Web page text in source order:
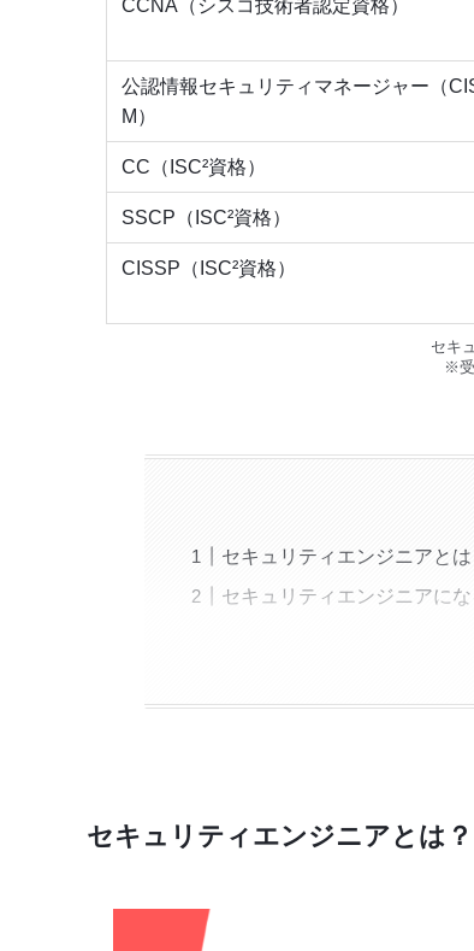
CCNA（シスコ技術者認定資格）
公認情報セキュリティマネージャー（
M）
CC（ISC²資格）
SSCP（ISC²資格）
CISSP（ISC²資格）
セキ
※受
セキュリティエンジニアとは
セキュリティエンジニアに
セキュリティエンジニアとは？